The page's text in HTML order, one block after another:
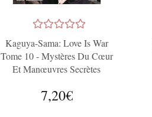
Kaguya-Sama: Love Is War
Tome 10 - Mystères Du Cœur
Et Manœuvres Secrètes
7,20€